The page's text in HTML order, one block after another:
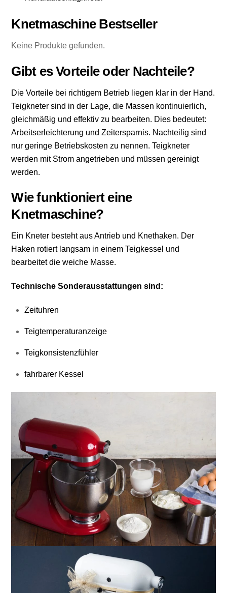
Knetmaschine Bestseller
Keine Produkte gefunden.
Gibt es Vorteile oder Nachteile?
Die Vorteile bei richtigem Betrieb liegen klar in der Hand.
Teigkneter sind in der Lage, die Massen kontinuierlich,
gleichmäßig und effektiv zu bearbeiten. Dies bedeutet:
Arbeitserleichterung und Zeitersparnis. Nachteilig sind
nur geringe Betriebskosten zu nennen. Teigkneter
werden mit Strom angetrieben und müssen gereinigt
werden.
Wie funktioniert eine
Knetmaschine?
Ein Kneter besteht aus Antrieb und Knethaken. Der
Haken rotiert langsam in einem Teigkessel und
bearbeitet die weiche Masse.
Technische Sonderausstattungen sind:
Zeituhren
Teigtemperaturanzeige
Teigkonsistenzfühler
fahrbarer Kessel